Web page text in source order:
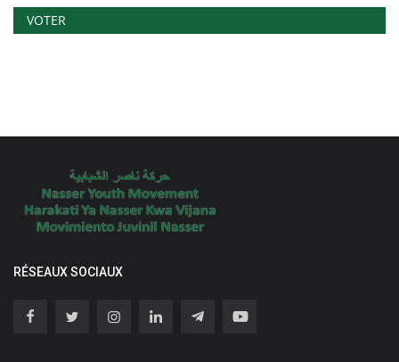
VOTER
RÉSEAUX SOCIAUX